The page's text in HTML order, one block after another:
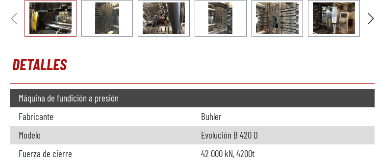
DETALLES
Máquina de fundición a presión
Fabricante
Buhler
Modelo
Evolución B 420 D
Fuerza de cierre
42 000 kN, 4200t